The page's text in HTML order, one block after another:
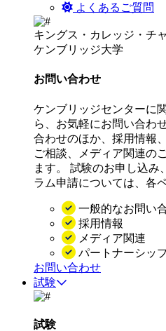
よくあるご質問
キングス・カレッジ・チ
ケンブリッジ大学
お問い合わせ
ケンブリッジセンターに
ら、お気軽にお問い合わ
合わせのほか、採用情報
ご相談、メディア関連の
ます。 試験のお申し込み
ラム申請については、各
一般的なお問い
採用情報
メディア関連
パートナーシッ
お問い合わせ
試験
試験